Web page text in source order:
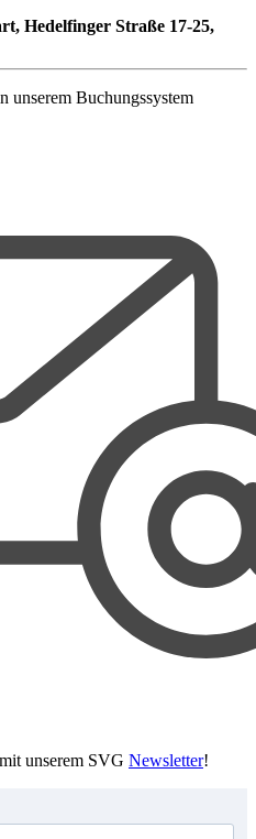
Hedelfinger Straße 17-25,
unserem Buchungssystem
unserem SVG Newsletter!